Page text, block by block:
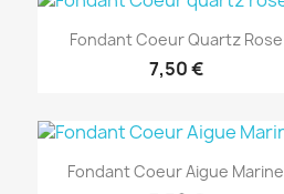
Aperçu rapide
Fondant Coeur Quartz Rose
7,50 €
Aperçu rapide
Fondant Coeur Aigue Marine